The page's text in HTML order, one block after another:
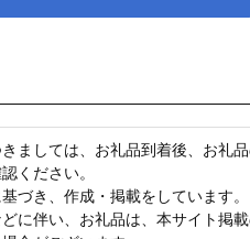
ましては、お礼品到着後、お礼
ください。
づき、作成・掲載をしています。
に伴い、お礼品は、本サイト掲